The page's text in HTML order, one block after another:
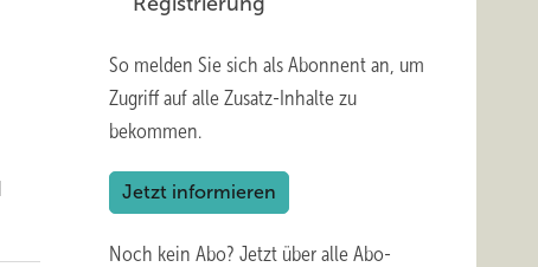
So melden Sie sich als Abonnent an, um
Zugriff auf alle Zusatz-Inhalte zu
bekommen.
Jetzt informieren
Noch kein Abo? Jetzt über alle Abo-